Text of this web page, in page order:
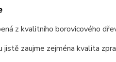
z kvalitního borovicového
zaujme zejména kvalita